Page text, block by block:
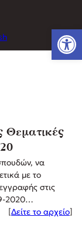
Θεματικές
να
με το
στις
2020…
[Δείτε το αρχείο]